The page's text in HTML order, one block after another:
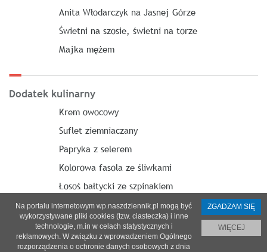
Anita Włodarczyk na Jasnej Górze
Świetni na szosie, świetni na torze
Majka mężem
Dodatek kulinarny
Krem owocowy
Suflet ziemniaczany
Papryka z selerem
Kolorowa fasola ze śliwkami
Łosoś bałtycki ze szpinakiem
O nas| Reklama|Prenumerata|
Na portalu internetowym wp.naszdziennik.pl mogą być
wykorzystywane pliki cookies (tzw. ciasteczka) i inne
technologie, m.in w celach statystycznych i
reklamowych. W związku z wprowadzeniem Ogólnego
rozporządzenia o ochronie danych osobowych z dnia
ZGADZAM SIĘ
WIĘCEJ